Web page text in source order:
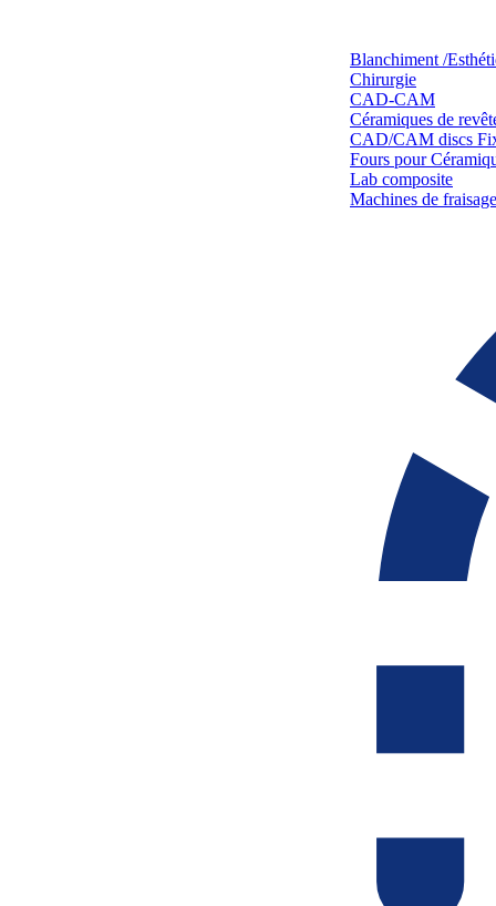
Blanchiment /
Chirurgie
CAD-CAM
Céramiques de
CAD/CAM discs
Fours pour
Lab composite
Machines de